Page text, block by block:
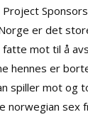
er det
mot til å
hennes er
spiller mot og
norwegian sex